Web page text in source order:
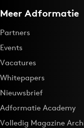
Meer Adformatie
Partners
Events
Vacatures
Whitepapers
Nieuwsbrief
Adformatie Academy
Volledig Magazine